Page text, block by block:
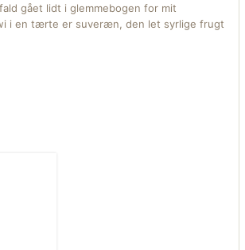
gået lidt i glemmebogen for mit
i en tærte er suveræn, den let syrlige frugt